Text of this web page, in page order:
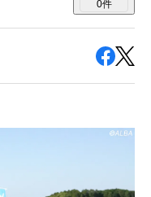
0件